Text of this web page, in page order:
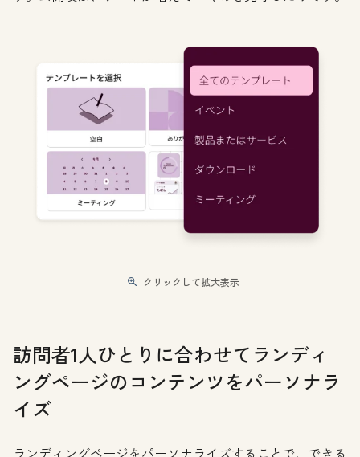
クリックして拡大表示
訪問者1人ひとりに合わせてランディ
ングページのコンテンツをパーソナラ
イズ